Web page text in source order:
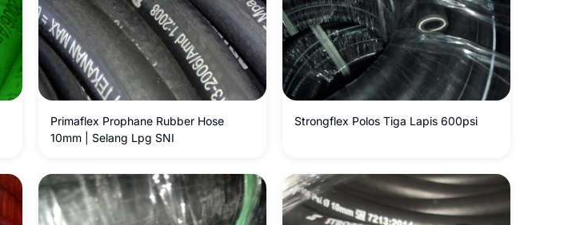
Primaflex Prophane Rubber Hose
10mm | Selang Lpg SNI
Strongflex Polos Tiga Lapis 600psi